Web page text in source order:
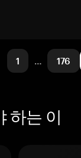
1 … 176
하는 이